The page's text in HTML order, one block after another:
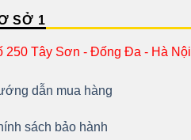
SỞ 1
250 Tây Sơn - Đống Đa - Hà Nội
dẫn mua hàng
sách bảo hành